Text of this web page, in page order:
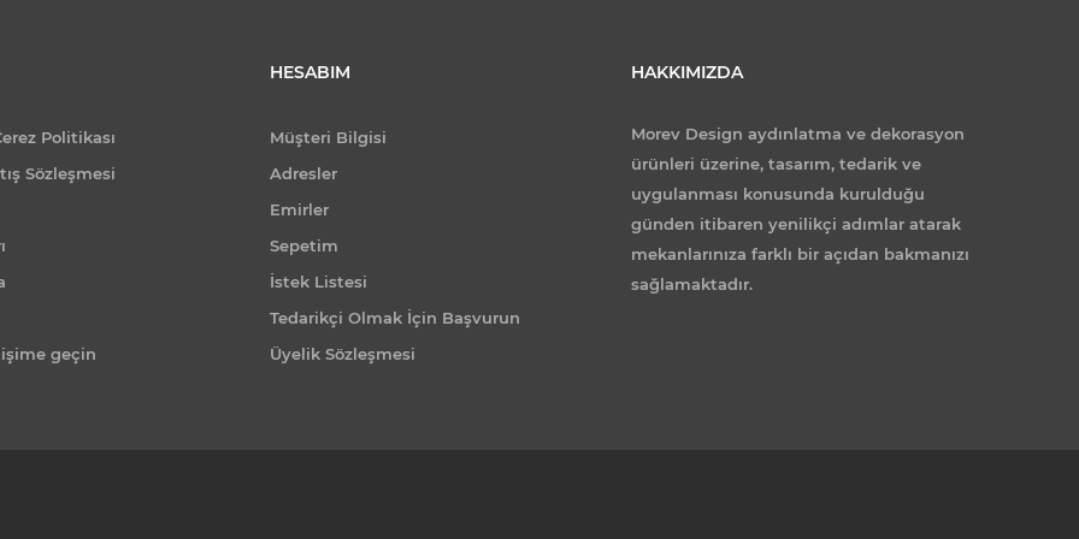
Politikası
Sözleşmesi
geçin
HESABIM
Müşteri Bilgisi
Adresler
Emirler
Sepetim
İstek Listesi
Tedarikçi Olmak İçin Başvurun
Üyelik Sözleşmesi
HAKKIMIZDA
Morev Design aydınlatma ve dekorasyon
ürünleri üzerine, tasarım, tedarik ve
uygulanması konusunda kurulduğu
günden itibaren yenilikçi adımlar atarak
mekanlarınıza farklı bir açıdan bakmanızı
sağlamaktadır.